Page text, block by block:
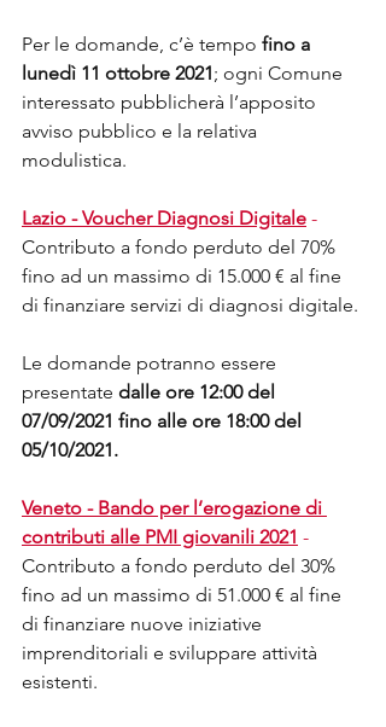
Per le domande, c’è tempo fino a
lunedì 11 ottobre 2021; ogni Comune
interessato pubblicherà l’apposito
avviso pubblico e la relativa
modulistica.
Lazio - Voucher Diagnosi Digitale -
Contributo a fondo perduto del 70%
fino ad un massimo di 15.000 € al fine
di finanziare servizi di diagnosi digitale.
Le domande potranno essere
presentate dalle ore 12:00 del
07/09/2021 fino alle ore 18:00 del
05/10/2021.
Veneto - Bando per l’erogazione di
contributi alle PMI giovanili 2021 -
Contributo a fondo perduto del 30%
fino ad un massimo di 51.000 € al fine
di finanziare nuove iniziative
imprenditoriali e sviluppare attività
esistenti.